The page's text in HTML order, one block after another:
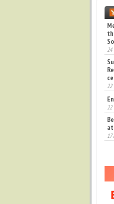
22
22
14